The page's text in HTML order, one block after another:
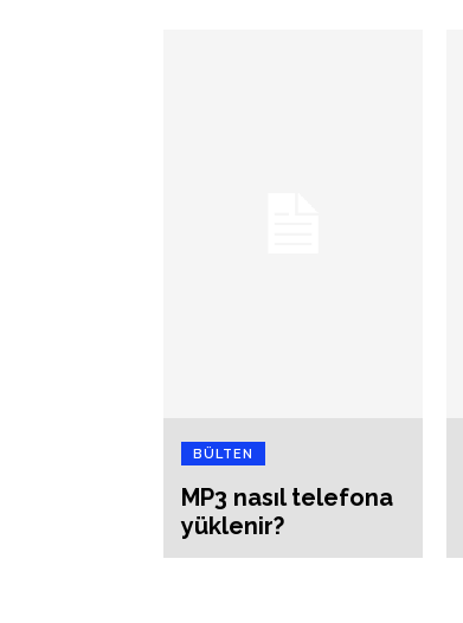
BÜLTEN
MP3 nasıl telefona
yüklenir?